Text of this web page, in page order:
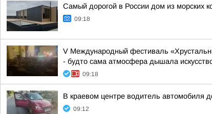
Самый дорогой в России дом из морских
09:18
V Международный фестиваль
- будто сама атмосфера дышала
09:18
В краевом центре водитель автомобиля
09:12